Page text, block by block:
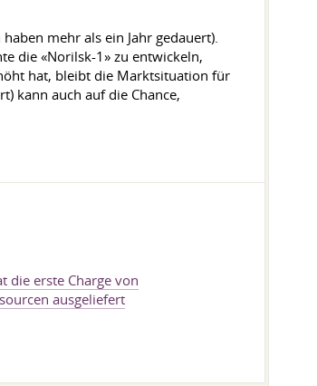
mehr als ein Jahr gedauert).
die «Norilsk-1» zu entwickeln,
hat, bleibt die Marktsituation für
kann auch auf die Chance,
die erste Charge von
ausgeliefert